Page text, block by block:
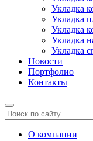
Укладка
Укладка
Укладка
Укладка
Укладка
Новости
Портфолио
Контакты
О компании